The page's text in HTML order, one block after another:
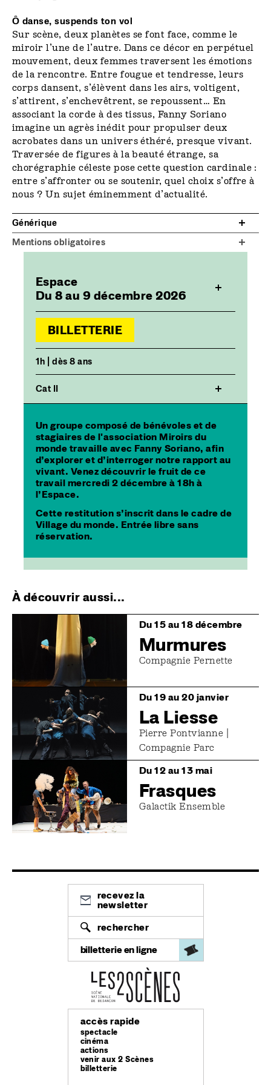
Ô danse, suspends ton vol
Sur scène, deux planètes se font face, comme le
miroir l’une de l’autre. Dans ce décor en perpétuel
mouvement, deux femmes traversent les émotions
de la rencontre. Entre fougue et tendresse, leurs
corps dansent, s’élèvent dans les airs, voltigent,
s’attirent, s’enchevêtrent, se repoussent… En
associant la corde à des tissus, Fanny Soriano
imagine un agrès inédit pour propulser deux
acrobates dans un univers éthéré, presque vivant.
Traversée de figures à la beauté étrange, sa
chorégraphie céleste pose cette question cardinale :
entre s’affronter ou se soutenir, quel choix s’offre à
nous ? Un sujet éminemment d’actualité.
Générique
Mentions obligatoires
Espace
Du 8 au 9 décembre 2026
BILLETTERIE
1h | dès 8 ans
Cat II
Un groupe composé de bénévoles et de
stagiaires de l'association Miroirs du
monde travaille avec Fanny Soriano, afin
d’explorer et d’interroger notre rapport au
vivant. Venez découvrir le fruit de ce
travail mercredi 2 décembre à 18h à
l’Espace.
Cette restitution s’inscrit dans le cadre de
Village du monde. Entrée libre sans
réservation.
À découvrir aussi...
Du 15 au 18 décembre
Murmures
Compagnie Pernette
Du 19 au 20 janvier
La Liesse
Pierre Pontvianne |
Compagnie Parc
Du 12 au 13 mai
Frasques
Galactik Ensemble
recevez la
newsletter
rechercher
billetterie en ligne
accès rapide
spectacle
cinéma
actions
venir aux 2 Scènes
billetterie